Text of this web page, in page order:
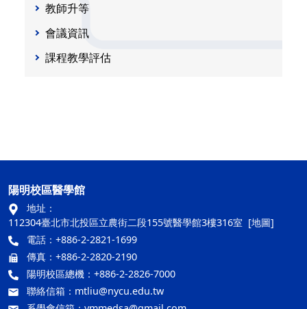
教師升等
會議資訊
課程教學評估
陽明校區醫學館
地址：
112304臺北市北投區立農街二段155號醫學館3樓316室 [地圖]
電話：+886-2-2821-1699
傳真：+886-2-2820-2190
陽明校區總機：+886-2-2826-7000
聯絡信箱： mtliu@nycu.edu.tw